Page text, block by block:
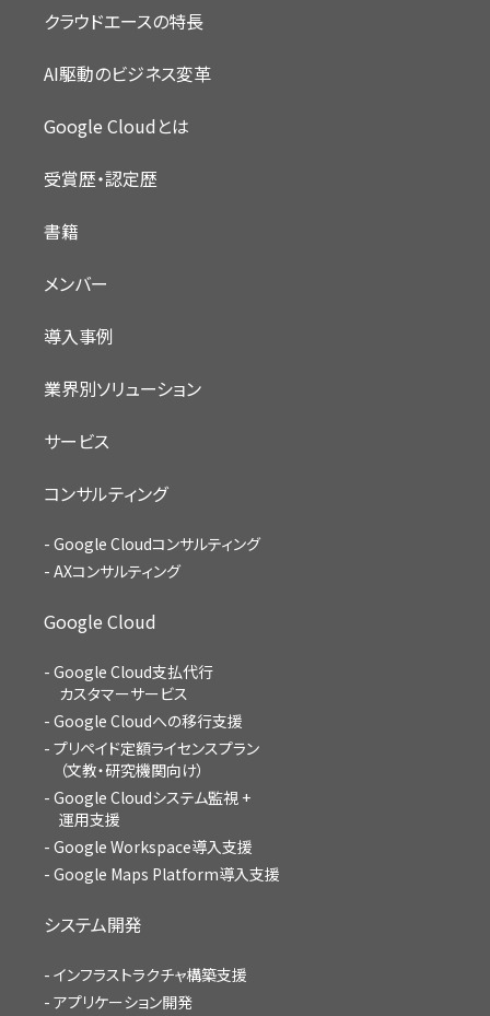
クラウドエースの特長
AI駆動のビジネス変革
Google Cloudとは
受賞歴・認定歴
書籍
メンバー
導入事例
業界別ソリューション
サービス
コンサルティング
Google Cloudコンサルティング
AXコンサルティング
Google Cloud
Google Cloud支払代行
カスタマーサービス
Google Cloudへの移行支援
プリペイド定額ライセンスプラン
（文教・研究機関向け）
Google Cloudシステム監視 +
運用支援
Google Workspace導入支援
Google Maps Platform導入支援
システム開発
インフラストラクチャ構築支援
アプリケーション開発